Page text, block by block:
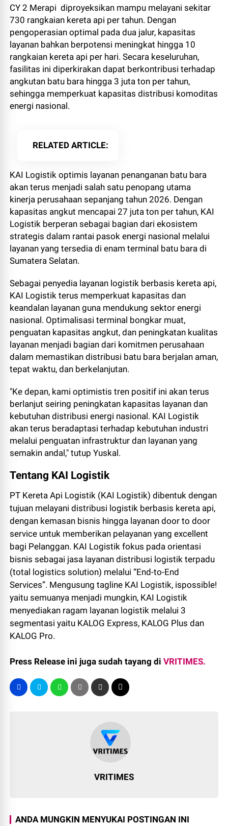
CY 2 Merapi diproyeksikan mampu melayani sekitar
730 rangkaian kereta api per tahun. Dengan
pengoperasian optimal pada dua jalur, kapasitas
layanan bahkan berpotensi meningkat hingga 10
rangkaian kereta api per hari. Secara keseluruhan,
fasilitas ini diperkirakan dapat berkontribusi terhadap
angkutan batu bara hingga 3 juta ton per tahun,
sehingga memperkuat kapasitas distribusi komoditas
energi nasional.
RELATED ARTICLE
KAI Logistik optimis layanan penanganan batu bara
akan terus menjadi salah satu penopang utama
kinerja perusahaan sepanjang tahun 2026. Dengan
kapasitas angkut mencapai 27 juta ton per tahun, KAI
Logistik berperan sebagai bagian dari ekosistem
strategis dalam rantai pasok energi nasional melalui
layanan yang tersedia di enam terminal batu bara di
Sumatera Selatan.
Sebagai penyedia layanan logistik berbasis kereta api,
KAI Logistik terus memperkuat kapasitas dan
keandalan layanan guna mendukung sektor energi
nasional. Optimalisasi terminal bongkar muat,
penguatan kapasitas angkut, dan peningkatan kualitas
layanan menjadi bagian dari komitmen perusahaan
dalam memastikan distribusi batu bara berjalan aman,
tepat waktu, dan berkelanjutan.
"Ke depan, kami optimistis tren positif ini akan terus
berlanjut seiring peningkatan kapasitas layanan dan
kebutuhan distribusi energi nasional. KAI Logistik
akan terus beradaptasi terhadap kebutuhan industri
melalui penguatan infrastruktur dan layanan yang
semakin andal," tutup Yuskal.
Tentang KAI Logistik
PT Kereta Api Logistik (KAI Logistik) dibentuk dengan
tujuan melayani distribusi logistik berbasis kereta api,
dengan kemasan bisnis hingga layanan door to door
service untuk memberikan pelayanan yang excellent
bagi Pelanggan. KAI Logistik fokus pada orientasi
bisnis sebagai jasa layanan distribusi logistik terpadu
(total logistics solution) melalui “End-to-End
Services”. Mengusung tagline KAI Logistik, ispossible!
yaitu semuanya menjadi mungkin, KAI Logistik
menyediakan ragam layanan logistik melalui 3
segmentasi yaitu KALOG Express, KALOG Plus dan
KALOG Pro.
Press Release ini juga sudah tayang diVRITIMES.
VRITIMES
ANDA MUNGKIN MENYUKAI POSTINGAN INI